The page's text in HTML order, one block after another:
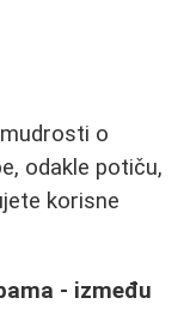
o
odakle potiču,
korisne
- između